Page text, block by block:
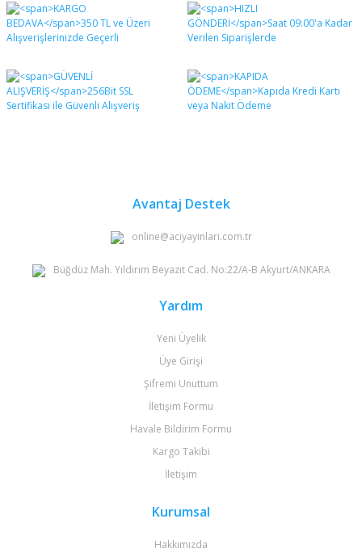
Bu ürüne ilk yorumu siz yapın!
Yorum Yaz
diğer konularda yetersiz gördüğünüz noktaları öneri
formunu kullanarak tarafımıza iletebilirsiniz.
Görüş ve önerileriniz için teşekkür ederiz.
Ürün resmi kalitesiz, bozuk veya görüntülenemiyor.
Ürün açıklamasında eksik bilgiler bulunuyor.
Avantaj Destek
online@aciyayinlari.com.tr
Büğdüz Mah. Yıldırım Beyazıt Cad. No:22/A-B Akyurt/ANKARA
Yardım
Yeni Üyelik
Üye Girişi
Şifremi Unuttum
İletişim Formu
Havale Bildirim Formu
Kargo Takibi
İletişim
Kurumsal
Hakkımızda